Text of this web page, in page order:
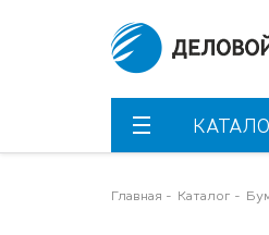
Главная Каталог